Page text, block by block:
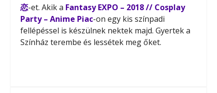
恋-et. Akik a Fantasy EXPO – 2018 // Cosplay
Party – Anime Piac-on egy kis színpadi
fellépéssel is készülnek nektek majd. Gyertek a
Színház terembe és lessétek meg őket.